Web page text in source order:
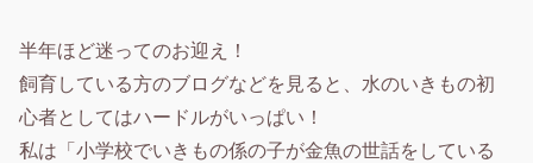
半年ほど迷ってのお迎え！
飼育している方のブログなどを見ると、水のいきもの初
心者としてはハードルがいっぱい！
私は「小学校でいきもの係の子が金魚の世話をしている